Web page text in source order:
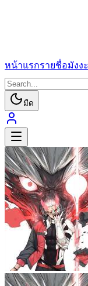
หน้าแรกรายชื่อมังงะ
มืด